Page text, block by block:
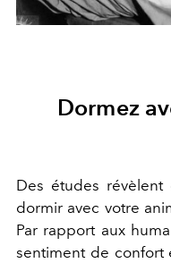
Dormez
Des études
dormir avec votre
Par rapport aux
sentiment de confort